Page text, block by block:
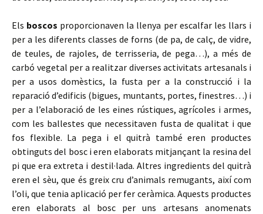
Els boscos proporcionaven la llenya per escalfar les llars i
per a les diferents classes de forns (de pa, de calç, de vidre,
de teules, de rajoles, de terrisseria, de pega…), a més de
carbó vegetal per a realitzar diverses activitats artesanals i
per a usos domèstics, la fusta per a la construcció i la
reparació d’edificis (bigues, muntants, portes, finestres…) i
per a l’elaboració de les eines rústiques, agrícoles i armes,
com les ballestes que necessitaven fusta de qualitat i que
fos flexible. La pega i el quitrà també eren productes
obtinguts del bosc i eren elaborats mitjançant la resina del
pi que era extreta i destil·lada. Altres ingredients del quitrà
eren el sèu, que és greix cru d’animals remugants, així com
l’oli, que tenia aplicació per fer ceràmica. Aquests productes
eren elaborats al bosc per uns artesans anomenats